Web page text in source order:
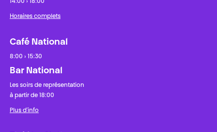
14:00 › 18:00
Horaires complets
Café National
8:00 › 15:30
Bar National
Les soirs de représentation
à partir de 18:00
Plus d'info